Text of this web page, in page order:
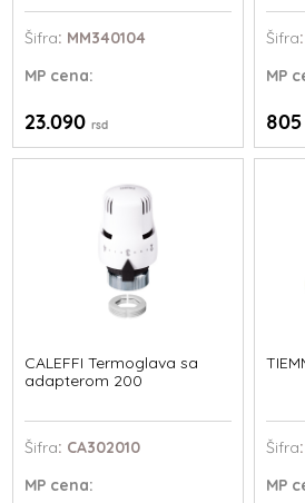
Šifra: MM340104
MP cena:
23.090rsd
Šifra
MP
805
CALEFFI Termoglava sa
adapterom 200
Šifra: CA302010
MP cena:
Šifra
MP